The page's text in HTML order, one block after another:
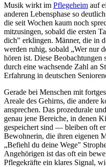
Musik wirkt im Pflegeheim auf
anderen Lebensphase so
die seit Wochen kaum noch
mitzusingen, sobald die ersten
dich" erklingen. Männer, die in
werden ruhig, sobald „Wer nur
hören ist. Diese
durch eine wachsende Zahl an
Erfahrung in deutschen
Gerade bei Menschen mit
Areale des Gehirns, die andere
ansprechen. Das prozedurale
genau jene Bereiche, in denen
gespeichert sind — bleiben oft
Bewohnerin, die ihren eigenen
„Befiehl du deine Wege"
Angehörigen ist das oft ein
Pflegekräfte ein klares Signal,